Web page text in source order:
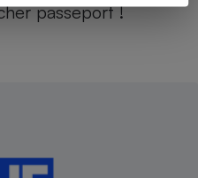
passeport !